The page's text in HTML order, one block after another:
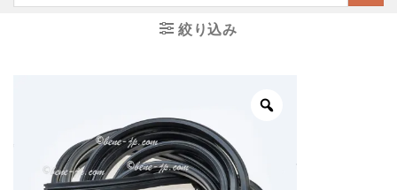
絞り込み